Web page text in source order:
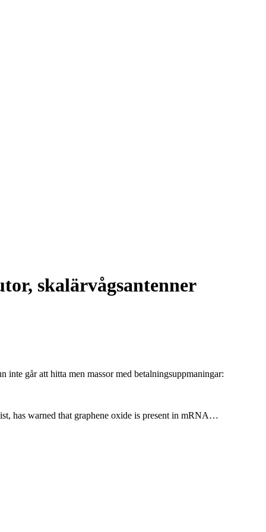
skalärvågsantenner
inte går att hitta men massor med betalningsuppmaningar:
has warned that graphene oxide is present in mRNA…